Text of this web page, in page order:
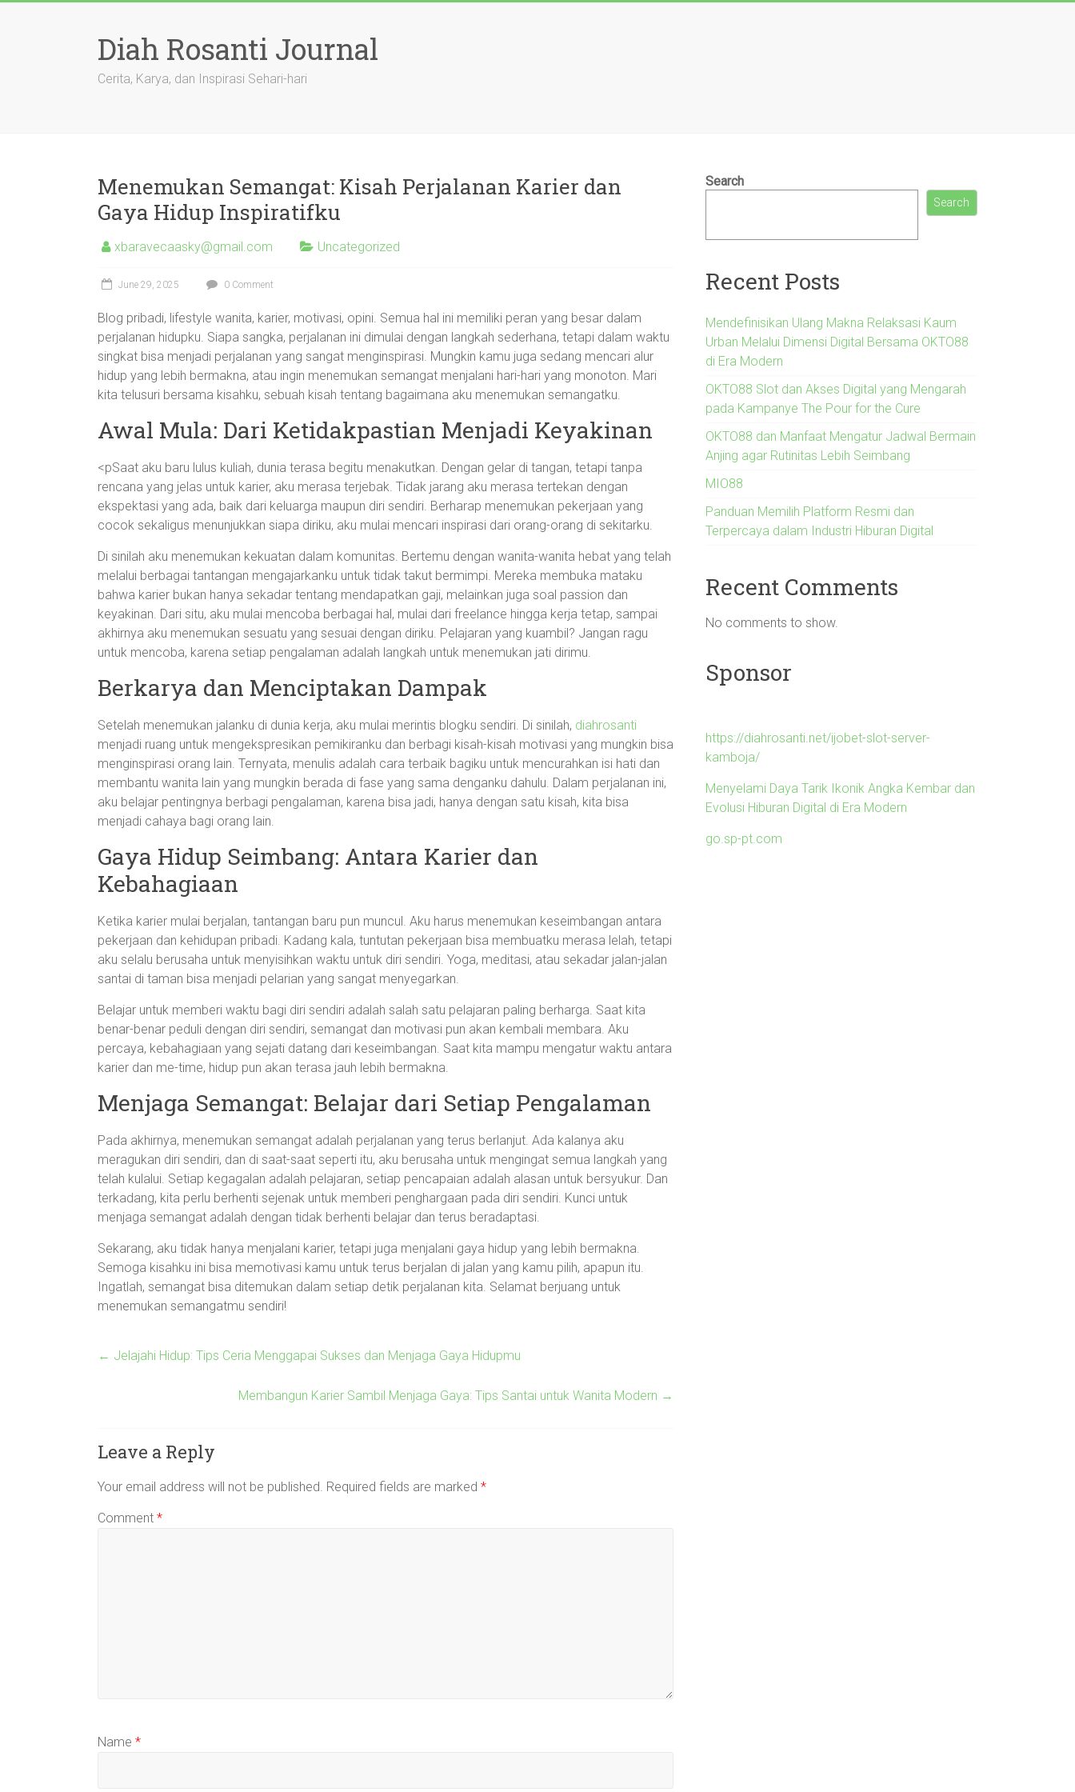
Diah Rosanti Journal
Cerita, Karya, dan Inspirasi Sehari-hari
Menemukan Semangat: Kisah Perjalanan Karier dan
Gaya Hidup Inspiratifku
xbaravecaasky@gmail.com Uncategorized
June 29, 2025 0 Comment
Blog pribadi, lifestyle wanita, karier, motivasi, opini. Semua hal ini memiliki peran yang besar dalam
perjalanan hidupku. Siapa sangka, perjalanan ini dimulai dengan langkah sederhana, tetapi dalam waktu
singkat bisa menjadi perjalanan yang sangat menginspirasi. Mungkin kamu juga sedang mencari alur
hidup yang lebih bermakna, atau ingin menemukan semangat menjalani hari-hari yang monoton. Mari
kita telusuri bersama kisahku, sebuah kisah tentang bagaimana aku menemukan semangatku.
Awal Mula: Dari Ketidakpastian Menjadi Keyakinan
<pSaat aku baru lulus kuliah, dunia terasa begitu menakutkan. Dengan gelar di tangan, tetapi tanpa
rencana yang jelas untuk karier, aku merasa terjebak. Tidak jarang aku merasa tertekan dengan
ekspektasi yang ada, baik dari keluarga maupun diri sendiri. Berharap menemukan pekerjaan yang
cocok sekaligus menunjukkan siapa diriku, aku mulai mencari inspirasi dari orang-orang di sekitarku.
Di sinilah aku menemukan kekuatan dalam komunitas. Bertemu dengan wanita-wanita hebat yang telah
melalui berbagai tantangan mengajarkanku untuk tidak takut bermimpi. Mereka membuka mataku
bahwa karier bukan hanya sekadar tentang mendapatkan gaji, melainkan juga soal passion dan
keyakinan. Dari situ, aku mulai mencoba berbagai hal, mulai dari freelance hingga kerja tetap, sampai
akhirnya aku menemukan sesuatu yang sesuai dengan diriku. Pelajaran yang kuambil? Jangan ragu
untuk mencoba, karena setiap pengalaman adalah langkah untuk menemukan jati dirimu.
Berkarya dan Menciptakan Dampak
Setelah menemukan jalanku di dunia kerja, aku mulai merintis blogku sendiri. Di sinilah, diahrosanti
menjadi ruang untuk mengekspresikan pemikiranku dan berbagi kisah-kisah motivasi yang mungkin bisa
menginspirasi orang lain. Ternyata, menulis adalah cara terbaik bagiku untuk mencurahkan isi hati dan
membantu wanita lain yang mungkin berada di fase yang sama denganku dahulu. Dalam perjalanan ini,
aku belajar pentingnya berbagi pengalaman, karena bisa jadi, hanya dengan satu kisah, kita bisa
menjadi cahaya bagi orang lain.
Gaya Hidup Seimbang: Antara Karier dan
Kebahagiaan
Ketika karier mulai berjalan, tantangan baru pun muncul. Aku harus menemukan keseimbangan antara
pekerjaan dan kehidupan pribadi. Kadang kala, tuntutan pekerjaan bisa membuatku merasa lelah, tetapi
aku selalu berusaha untuk menyisihkan waktu untuk diri sendiri. Yoga, meditasi, atau sekadar jalan-jalan
santai di taman bisa menjadi pelarian yang sangat menyegarkan.
Belajar untuk memberi waktu bagi diri sendiri adalah salah satu pelajaran paling berharga. Saat kita
benar-benar peduli dengan diri sendiri, semangat dan motivasi pun akan kembali membara. Aku
percaya, kebahagiaan yang sejati datang dari keseimbangan. Saat kita mampu mengatur waktu antara
karier dan me-time, hidup pun akan terasa jauh lebih bermakna.
Menjaga Semangat: Belajar dari Setiap Pengalaman
Pada akhirnya, menemukan semangat adalah perjalanan yang terus berlanjut. Ada kalanya aku
meragukan diri sendiri, dan di saat-saat seperti itu, aku berusaha untuk mengingat semua langkah yang
telah kulalui. Setiap kegagalan adalah pelajaran, setiap pencapaian adalah alasan untuk bersyukur. Dan
terkadang, kita perlu berhenti sejenak untuk memberi penghargaan pada diri sendiri. Kunci untuk
menjaga semangat adalah dengan tidak berhenti belajar dan terus beradaptasi.
Sekarang, aku tidak hanya menjalani karier, tetapi juga menjalani gaya hidup yang lebih bermakna.
Semoga kisahku ini bisa memotivasi kamu untuk terus berjalan di jalan yang kamu pilih, apapun itu.
Ingatlah, semangat bisa ditemukan dalam setiap detik perjalanan kita. Selamat berjuang untuk
menemukan semangatmu sendiri!
← Jelajahi Hidup: Tips Ceria Menggapai Sukses dan Menjaga Gaya Hidupmu
Membangun Karier Sambil Menjaga Gaya: Tips Santai untuk Wanita Modern →
Leave a Reply
Your email address will not be published. Required fields are marked *
Comment *
Name *
Search
Search
Recent Posts
Mendefinisikan Ulang Makna Relaksasi Kaum
Urban Melalui Dimensi Digital Bersama OKTO88
di Era Modern
OKTO88 Slot dan Akses Digital yang Mengarah
pada Kampanye The Pour for the Cure
OKTO88 dan Manfaat Mengatur Jadwal Bermain
Anjing agar Rutinitas Lebih Seimbang
MIO88
Panduan Memilih Platform Resmi dan
Terpercaya dalam Industri Hiburan Digital
Recent Comments
No comments to show.
Sponsor
https://diahrosanti.net/ijobet-slot-server-
kamboja/
Menyelami Daya Tarik Ikonik Angka Kembar dan
Evolusi Hiburan Digital di Era Modern
go.sp-pt.com